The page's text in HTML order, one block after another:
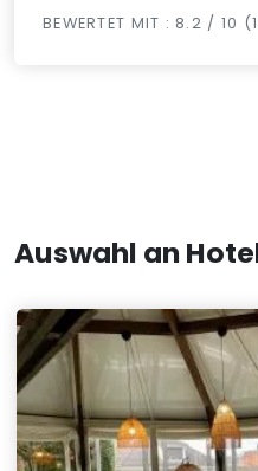
BEWERTET MIT : 8.2 / 10
Auswahl an